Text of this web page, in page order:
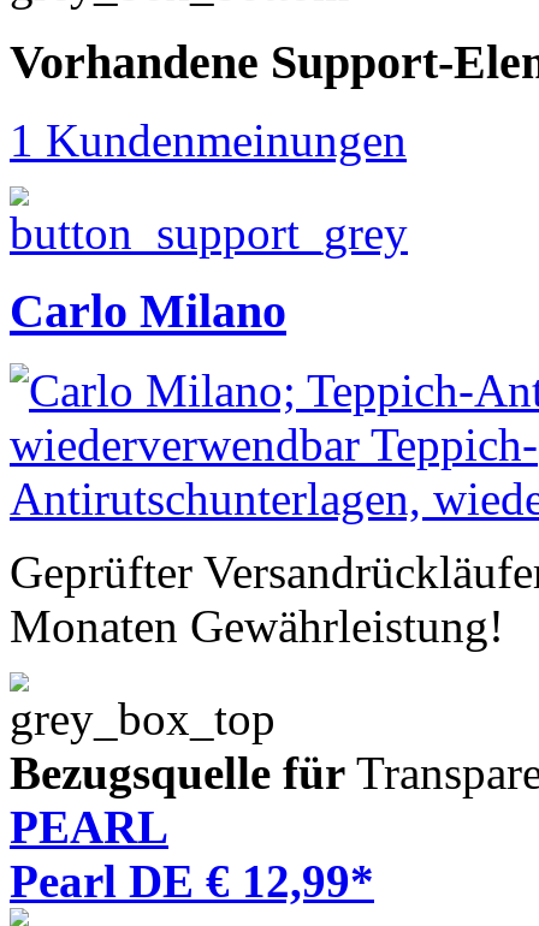
Vorhandene Support-
1 Kundenmeinungen
Carlo Milano
Geprüfter
Monaten Gewährleistung!
Bezugsquelle für
PEARL
Pearl DE € 12,99*